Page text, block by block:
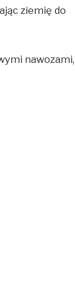
ziemię do
nawozami,